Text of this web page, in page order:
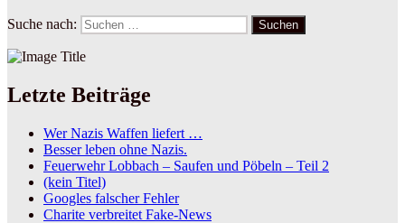
Suche nach: Suchen
Letzte Beiträge
Wer Nazis Waffen liefert …
Besser leben ohne Nazis.
Feuerwehr Lobbach – Saufen und Pöbeln – Teil 2
(kein Titel)
Googles falscher Fehler
Charite verbreitet Fake-News